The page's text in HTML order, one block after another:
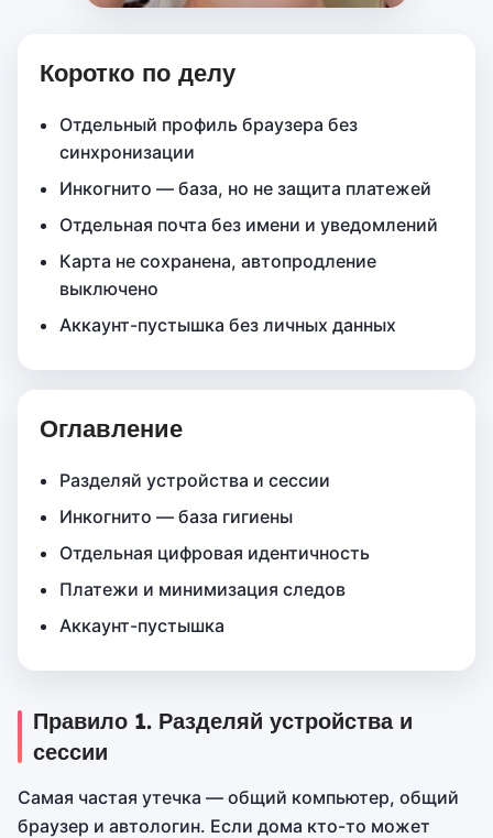
Коротко по делу
Отдельный профиль браузера без
синхронизации
Инкогнито — база, но не защита платежей
Отдельная почта без имени и уведомлений
Карта не сохранена, автопродление
выключено
Аккаунт-пустышка без личных данных
Оглавление
Разделяй устройства и сессии
Инкогнито — база гигиены
Отдельная цифровая идентичность
Платежи и минимизация следов
Аккаунт-пустышка
Правило 1. Разделяй устройства и
сессии
Самая частая утечка — общий компьютер, общий
браузер и автологин. Если дома кто-то может